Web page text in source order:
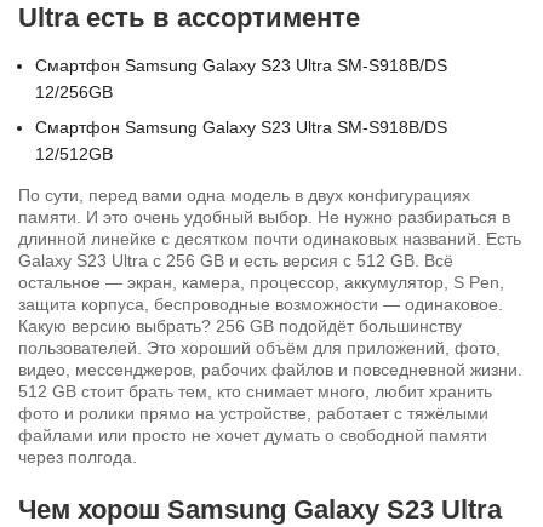
Ultra есть в ассортименте
Смартфон Samsung Galaxy S23 Ultra SM-S918B/DS
12/256GB
Смартфон Samsung Galaxy S23 Ultra SM-S918B/DS
12/512GB
По сути, перед вами одна модель в двух конфигурациях
памяти. И это очень удобный выбор. Не нужно разбираться в
длинной линейке с десятком почти одинаковых названий. Есть
Galaxy S23 Ultra с 256 GB и есть версия с 512 GB. Всё
остальное — экран, камера, процессор, аккумулятор, S Pen,
защита корпуса, беспроводные возможности — одинаковое.
Какую версию выбрать? 256 GB подойдёт большинству
пользователей. Это хороший объём для приложений, фото,
видео, мессенджеров, рабочих файлов и повседневной жизни.
512 GB стоит брать тем, кто снимает много, любит хранить
фото и ролики прямо на устройстве, работает с тяжёлыми
файлами или просто не хочет думать о свободной памяти
через полгода.
Чем хорош Samsung Galaxy S23 Ultra